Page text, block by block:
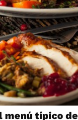
menú típico